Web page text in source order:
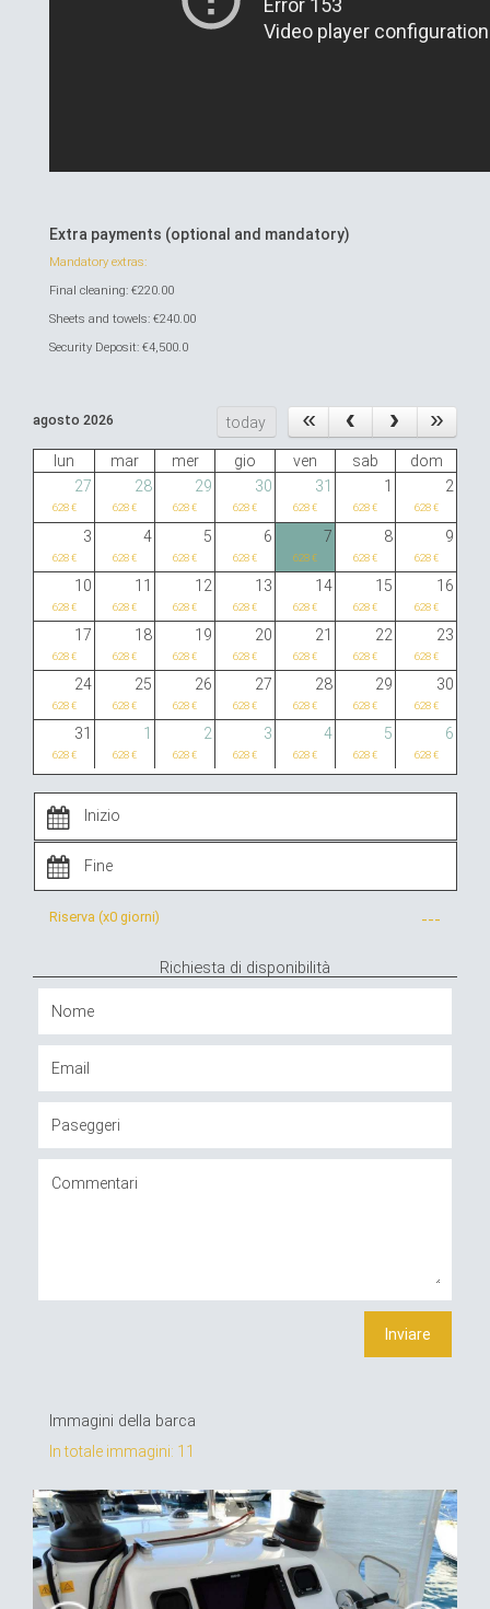
Extra payments (optional and mandatory)
Mandatory extras:
Final cleaning: €220.00
Sheets and towels: €240.00
Security Deposit: €4,500.0
agosto 2026 today
lun mar mer gio ven sab
dom
27
28 29 30 31 1 2
628 € 628 € 628 € 628 € 628 € 628 € 628 €
3 4 5 6 7 8 9
628 € 628 € 628 € 628 € 628 € 628 € 628 €
10 11 12 13 14 15 16
628 € 628 € 628 € 628 € 628 € 628 € 628 €
17 18 19 20 21 22 23
628 € 628 € 628 € 628 € 628 € 628 € 628 €
24 25 26 27 28 29 30
628 € 628 € 628 € 628 € 628 € 628 € 628 €
31 1 2 3 4 5 6
628 € 628 € 628 € 628 € 628 € 628 € 628 €
Riserva (x0 giorni) ---
Richiesta di disponibilità
Immagini della barca
In totale immagini: 11